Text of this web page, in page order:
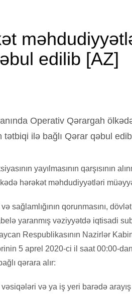
edilib [AZ]
Operativ Qərargah
tətbiqi ilə bağlı Qərar qəbul edib
yayılmasının qarşısının
hərəkət məhdudiyyətləri
sağlamlığının qorunmasını,
yaranmış vəziyyətdə iqtisadi
Respublikasının Nazirlər
5 aprel 2020-ci il saat 00:00-
qərara alır:
və ya iş yeri barədə